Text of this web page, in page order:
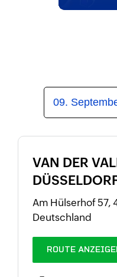
VAN DER
Am Hülserhof 57,
Deutschland
ROUTE